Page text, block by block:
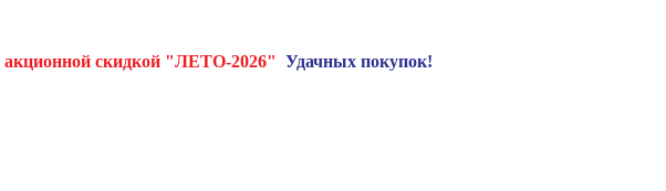
акционной скидкой "ЛЕТО-2026" Удачных покупок!